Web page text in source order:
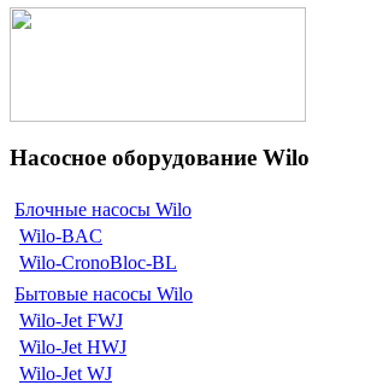
Насосное оборудование Wilo
Блочные насосы Wilo
Wilo-BAC
Wilo-CronoBloc-BL
Бытовые насосы Wilo
Wilo-Jet FWJ
Wilo-Jet HWJ
Wilo-Jet WJ